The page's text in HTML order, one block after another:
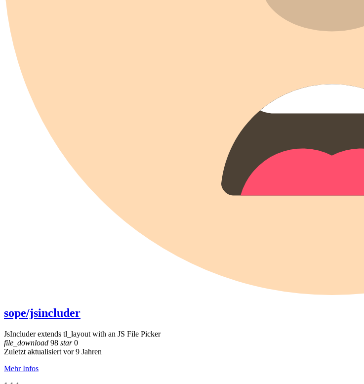
sope/jsincluder
JsIncluder extends tl_layout with an JS File Picker
file_download 98 star0
Zuletzt aktualisiert vor 9 Jahren
Mehr Infos